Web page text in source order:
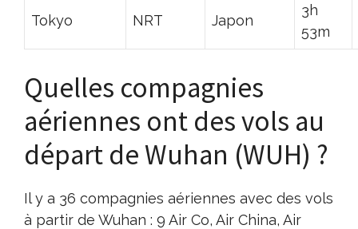
Tokyo NRT Japon
3h
53m
Quelles compagnies
aériennes ont des vols au
départ de Wuhan (WUH) ?
Il y a 36 compagnies aériennes avec des vols
à partir de Wuhan : 9 Air Co, Air China, Air